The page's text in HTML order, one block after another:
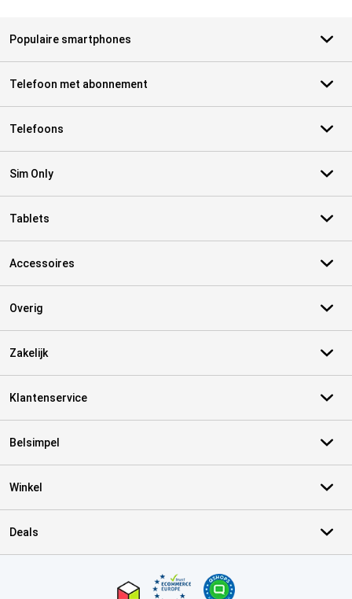
Populaire smartphones
Telefoon met abonnement
Telefoons
Sim Only
Tablets
Accessoires
Overig
Zakelijk
Klantenservice
Belsimpel
Winkel
Deals